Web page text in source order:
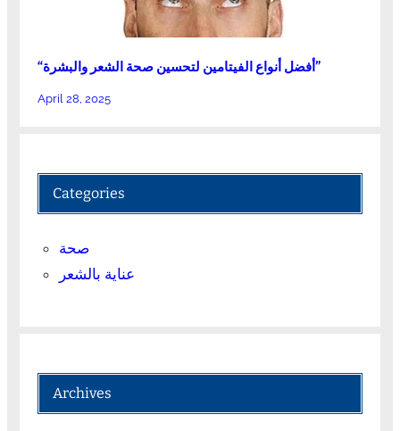
“أفضل أنواع الفيتامين لتحسين صحة الشعر والبشرة”
April 28, 2025
Categories
صحة
عناية بالشعر
Archives